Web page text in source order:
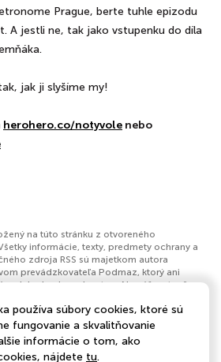
Prague, berte tuhle epizodu
A jestli ne, tak jako vstupenku do díla
jak ji slyšíme my!
herohero.co/notyvole nebo
na túto stránku z otvoreného
informácie, texty, predmety ochrany a
zdroja RSS sú majetkom autora
prevádzkovateľa Podmaz, ktorý ani
za ich obsah podcastov. Ak máš za to, že
podcast a chceš získať kontrolu nad týmto
magazín
používa súbory cookies, ktoré sú
fungovanie a skvalitňovanie
informácie o tom, ako
nájdete tu.